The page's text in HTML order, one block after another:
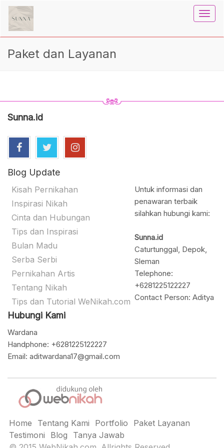
Paket dan Layanan
Sunna.id
Blog Update
Kisah Pernikahan
Inspirasi Nikah
Cinta dan Hubungan
Tips dan Inspirasi
Bulan Madu
Serba Serbi
Pernikahan Artis
Tentang Nikah
Tips dan Tutorial WeNikah.com
Hubungi Kami
Untuk informasi dan
penawaran terbaik
silahkan hubungi kami:
Sunna.id
Caturtunggal, Depok,
Sleman
Telephone:
+6281225122227
Contact Person: Aditya
Wardana
Handphone: +6281225122227
Email: aditwardana17@gmail.com
Home Tentang Kami Portfolio
Paket Layanan
Testimoni
Blog
Tanya Jawab